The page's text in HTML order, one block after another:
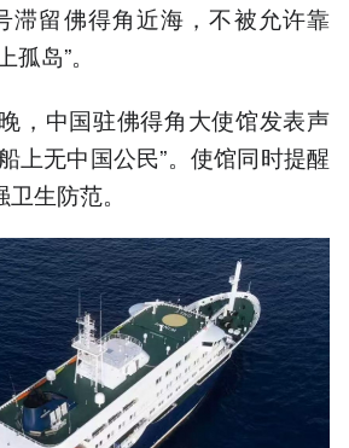
滞留佛得角近海，不被允许靠
岛”。
，中国驻佛得角大使馆发表声
上无中国公民”。使馆同时提醒
生防范。